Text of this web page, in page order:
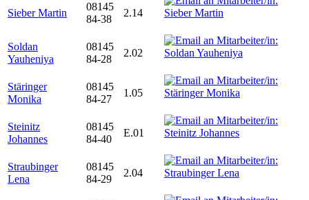
Sieber Martin
08145
84-38
2.14
Soldan
Yauheniya
08145
84-28
2.02
Stäringer
Monika
08145
84-27
1.05
Steinitz
Johannes
08145
84-40
E.01
Straubinger
Lena
08145
84-29
2.04